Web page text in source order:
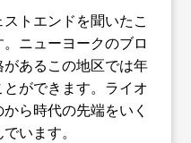
トエンドを聞いたこ
ニューヨークのブロ
あるこの地区では年
ができます。ライオ
ら時代の先端をいく
います。